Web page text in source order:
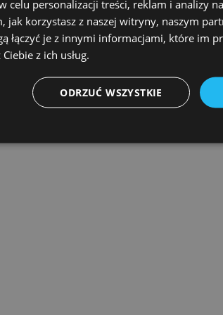
porządkowe
celu personalizacji treści, reklam i analizy
jak korzystasz z naszej witryny, naszym
łączyć je z innymi informacjami, które im
z ich usług.
ODRZUĆ WSZYSTKIE